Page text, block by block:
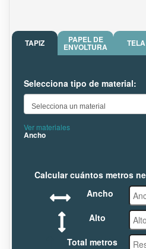
TAPIZ PAPEL DE
ENVOLTURA TELA
Selecciona tipo de material:
Ver materiales
Ancho
Calcular cuántos metros
Ancho
Alto
Total metros